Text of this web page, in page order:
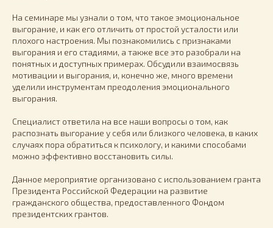
На семинаре мы узнали о том, что такое эмоциональное
выгорание, и как его отличить от простой усталости или
плохого настроения. Мы познакомились с признаками
выгорания и его стадиями, а также все это разобрали на
понятных и доступных примерах. Обсудили взаимосвязь
мотивации и выгорания, и, конечно же, много времени
уделили инструментам преодоления эмоционального
выгорания.
Специалист ответила на все наши вопросы о том, как
распознать выгорание у себя или близкого человека, в каких
случаях пора обратиться к психологу, и какими способами
можно эффективно восстановить силы.
Данное мероприятие организовано с использованием гранта
Президента Российской Федерации на развитие
гражданского общества, предоставленного Фондом
президентских грантов.